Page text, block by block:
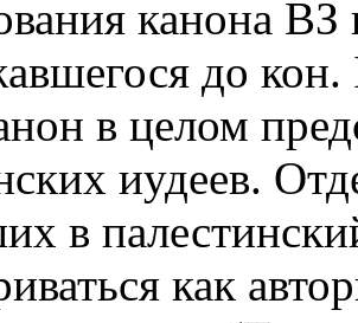
канона ВЗ
до
в целом
иудеев.
в
как